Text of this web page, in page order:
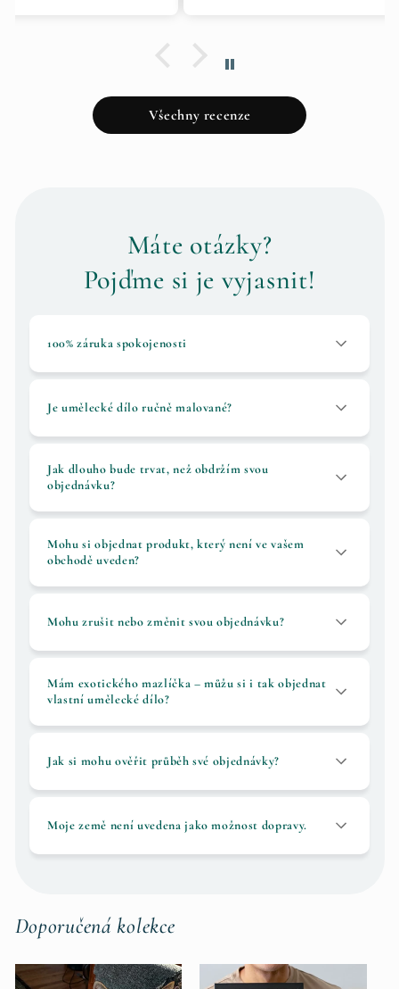
Všechny recenze
Máte otázky?
Pojďme si je vyjasnit!
100% záruka spokojenosti
Je umělecké dílo ručně malované?
Jak dlouho bude trvat, než obdržím svou
objednávku?
Mohu si objednat produkt, který není ve vašem
obchodě uveden?
Mohu zrušit nebo změnit svou objednávku?
Mám exotického mazlíčka – můžu si i tak objednat
vlastní umělecké dílo?
Jak si mohu ověřit průběh své objednávky?
Moje země není uvedena jako možnost dopravy.
Doporučená kolekce